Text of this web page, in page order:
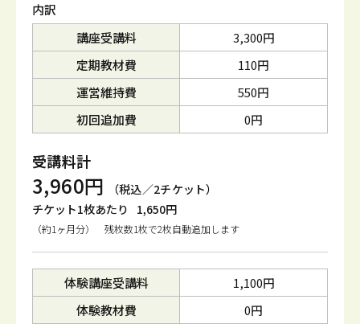
内訳
講座受講料
3,300円
定期教材費
110円
運営維持費
550円
初回追加費
0円
受講料計
3,960円
（税込／2チケット）
チケット1枚あたり
1,650円
（約1ヶ月分） 残枚数1枚で2枚自動追加します
体験講座受講料
1,100円
体験教材費
0円